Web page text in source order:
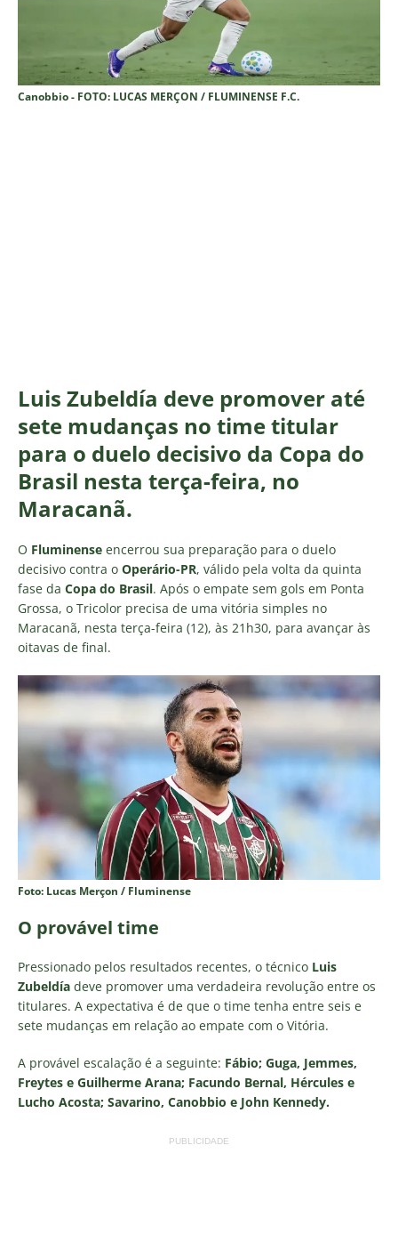
Canobbio - FOTO: LUCAS MERÇON / FLUMINENSE F.C.
Luis Zubeldía deve promover até
sete mudanças no time titular
para o duelo decisivo da Copa do
Brasil nesta terça-feira, no
Maracanã.
O Fluminense encerrou sua preparação para o duelo
decisivo contra o Operário-PR, válido pela volta da quinta
fase da Copa do Brasil. Após o empate sem gols em Ponta
Grossa, o Tricolor precisa de uma vitória simples no
Maracanã, nesta terça-feira (12), às 21h30, para avançar às
oitavas de final.
Foto: Lucas Merçon / Fluminense
O provável time
Pressionado pelos resultados recentes, o técnico Luis
Zubeldía deve promover uma verdadeira revolução entre os
titulares. A expectativa é de que o time tenha entre seis e
sete mudanças em relação ao empate com o Vitória.
A provável escalação é a seguinte: Fábio; Guga, Jemmes,
Freytes e Guilherme Arana; Facundo Bernal, Hércules e
Lucho Acosta; Savarino, Canobbio e John Kennedy.
PUBLICIDADE